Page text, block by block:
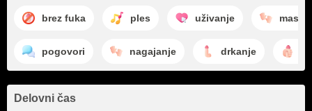
brez fuka ples uživanje
pogovori nagajanje drkanje
Delovni čas